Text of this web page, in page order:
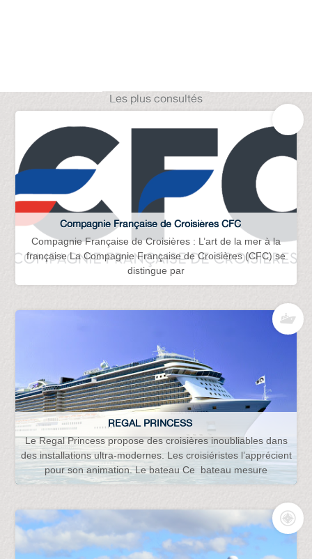
Les plus consultés
Compagnie Française de Croisières CFC
Compagnie Française de Croisières : L’art de la mer à la
française La Compagnie Française de Croisières (CFC) se
distingue par
REGAL PRINCESS
Le Regal Princess propose des croisières inoubliables dans
des installations ultra-modernes. Les croisiéristes l’apprécient
pour son animation. Le bateau Ce bateau mesure